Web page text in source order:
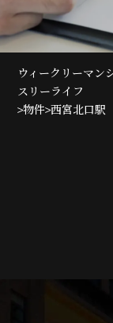
ウィークリーマン
スリーライフ
>物件>西宮北口駅